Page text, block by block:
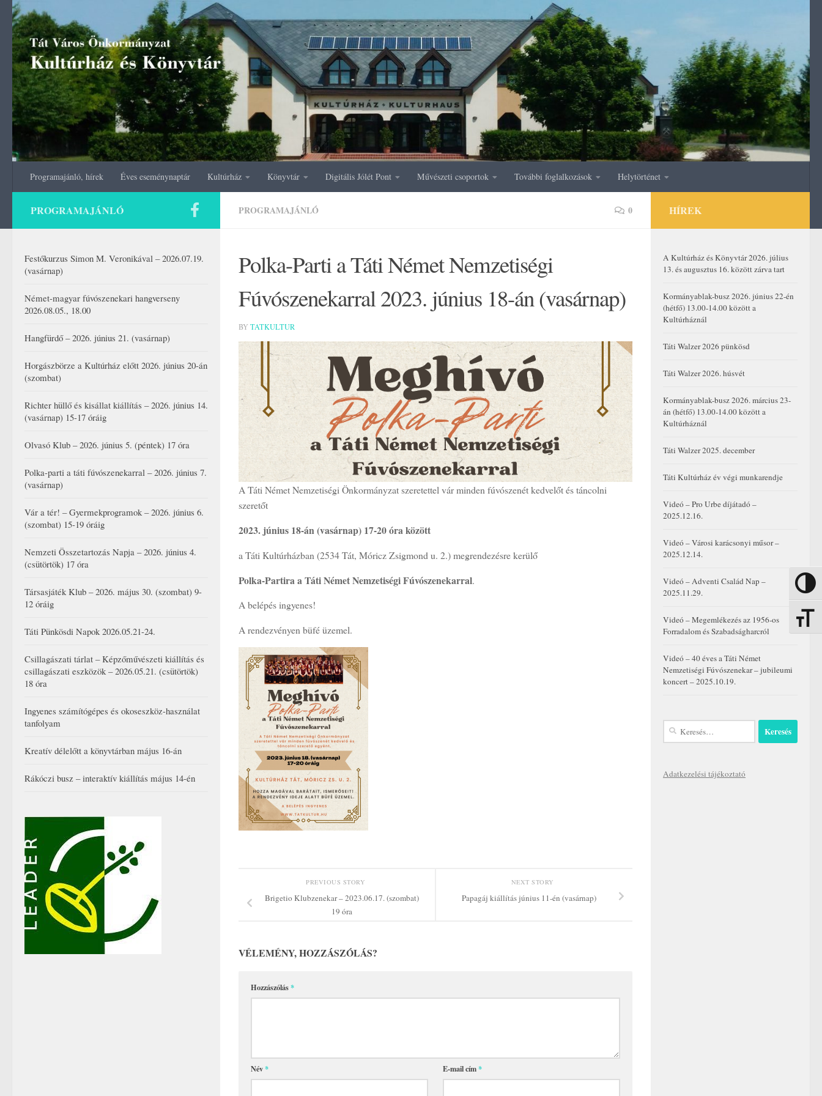
Nagy
Skip to content
Programajánló, hírek Éves eseménynaptár Kultúrház Könyvtár Digitális Jólét Pont Művészeti csoportok További foglalkozások Helytörténet
PROGRAMAJÁNLÓ 0
Polka-Parti a Táti Német Nemzetiségi
Fúvószenekarral 2023. június 18-án (vasárnap)
BY TATKULTUR
A Táti Német Nemzetiségi Önkormányzat szeretettel vár minden fúvószenét kedvelőt és táncolni
szeretőt
2023. június 18-án (vasárnap) 17-20 óra között
a Táti Kultúrházban (2534 Tát, Móricz Zsigmond u. 2.) megrendezésre kerülő
Polka-Partira a Táti Német Nemzetiségi Fúvószenekarral.
A belépés ingyenes!
A rendezvényen büfé üzemel.
NEXT STORY
Papagáj kiállítás június 11-én (vasárnap)
PREVIOUS STORY
Brigetio Klubzenekar – 2023.06.17. (szombat)
19 óra
VÉLEMÉNY, HOZZÁSZÓLÁS?
Hozzászólás*
Név* E-mail cím*
PROGRAMAJÁNLÓ
Festőkurzus Simon M. Veronikával – 2026.07.19.
(vasárnap)
Német-magyar fúvószenekari hangverseny
2026.08.05., 18.00
Hangfürdő – 2026. június 21. (vasárnap)
Horgászbörze a Kultúrház előtt 2026. június 20-án
(szombat)
Richter hüllő és kisállat kiállítás – 2026. június 14.
(vasárnap) 15-17 óráig
Olvasó Klub – 2026. június 5. (péntek) 17 óra
Polka-parti a táti fúvószenekarral – 2026. június 7.
(vasárnap)
Vár a tér! – Gyermekprogramok – 2026. június 6.
(szombat) 15-19 óráig
Nemzeti Összetartozás Napja – 2026. június 4.
(csütörtök) 17 óra
Társasjáték Klub – 2026. május 30. (szombat) 9-
12 óráig
Táti Pünkösdi Napok 2026.05.21-24.
Csillagászati tárlat – Képzőművészeti kiállítás és
csillagászati eszközök – 2026.05.21. (csütörtök)
18 óra
Ingyenes számítógépes és okoseszköz-használat
tanfolyam
Kreatív délelőtt a könyvtárban május 16-án
Rákóczi busz – interaktív kiállítás május 14-én
HÍREK
A Kultúrház és Könyvtár 2026. július
13. és augusztus 16. között zárva tart
Kormányablak-busz 2026. június 22-én
(hétfő) 13.00-14.00 között a
Kultúrháznál
Táti Walzer 2026 pünkösd
Táti Walzer 2026. húsvét
Kormányablak-busz 2026. március 23-
án (hétfő) 13.00-14.00 között a
Kultúrháznál
Táti Walzer 2025. december
Táti Kultúrház év végi munkarendje
Videó – Pro Urbe díjátadó –
2025.12.16.
Videó – Városi karácsonyi műsor –
2025.12.14.
Videó – Adventi Család Nap –
2025.11.29.
Videó – Megemlékezés az 1956-os
Forradalom és Szabadságharcról
Videó – 40 éves a Táti Német
Nemzetiségi Fúvószenekar – jubileumi
koncert – 2025.10.19.
Keresés:
Adatkezelési tájékoztató